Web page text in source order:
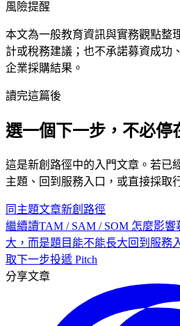
風險提醒
本文為一般教育資訊與實務觀點整
計或稅務建議；也不承諾募資成功
企業採購結果。
讀完這篇後
選一個下一步，不必停
這是新創 路徑中的 入門文章。若已
主題、回到服務入口，或直接採取
同主題文章新創 路徑
繼續讀TAM / SAM / SOM 怎麼影
大，而是題目能不能長大回到服務
取下一步投遞 Pitch
分享文章